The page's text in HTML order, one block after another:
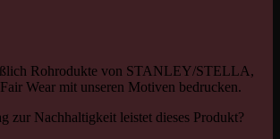
Rohrodukte von STANLEY/STELLA,
Wear mit unseren Motiven bedrucken.
zur Nachhaltigkeit leistet dieses Produkt?